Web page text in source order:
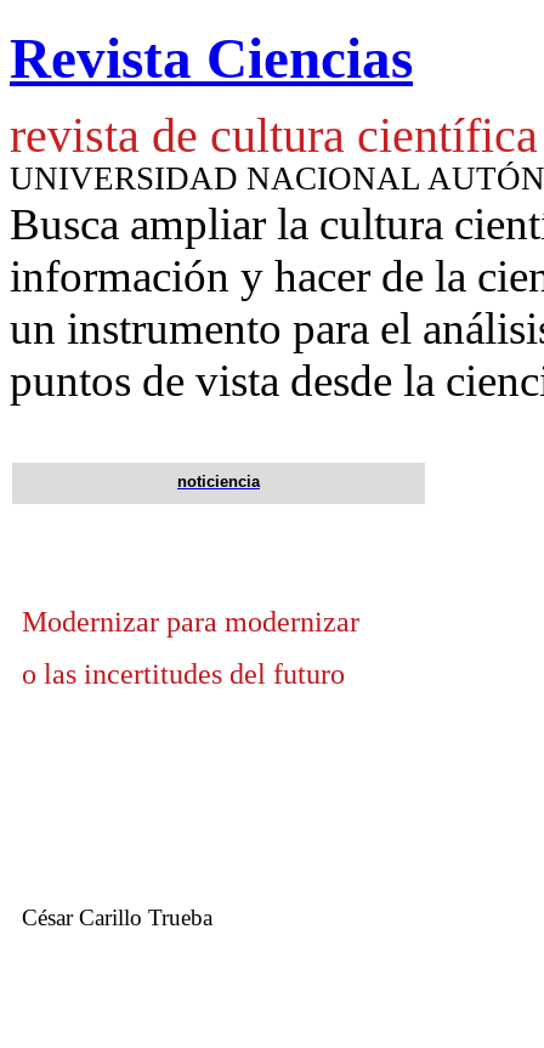
Revista Ciencias
revista de cultura científica
UNIVERSIDAD NACIONAL
Busca ampliar la cultura
información y hacer de la
un instrumento para el
puntos de vista desde la
noticiencia
Modernizar para modernizar
o las incertitudes del futuro
César Carillo Trueba